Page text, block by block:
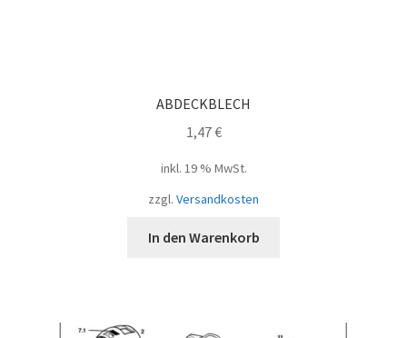
ABDECKBLECH
1,47€
inkl. 19 % MwSt.
zzgl. Versandkosten
In den Warenkorb